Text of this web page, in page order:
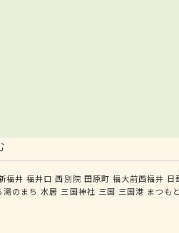
福井 福井口 西別院 田原町 福大前西福井 日
湯のまち 水居 三国神社 三国 三国港 まつも